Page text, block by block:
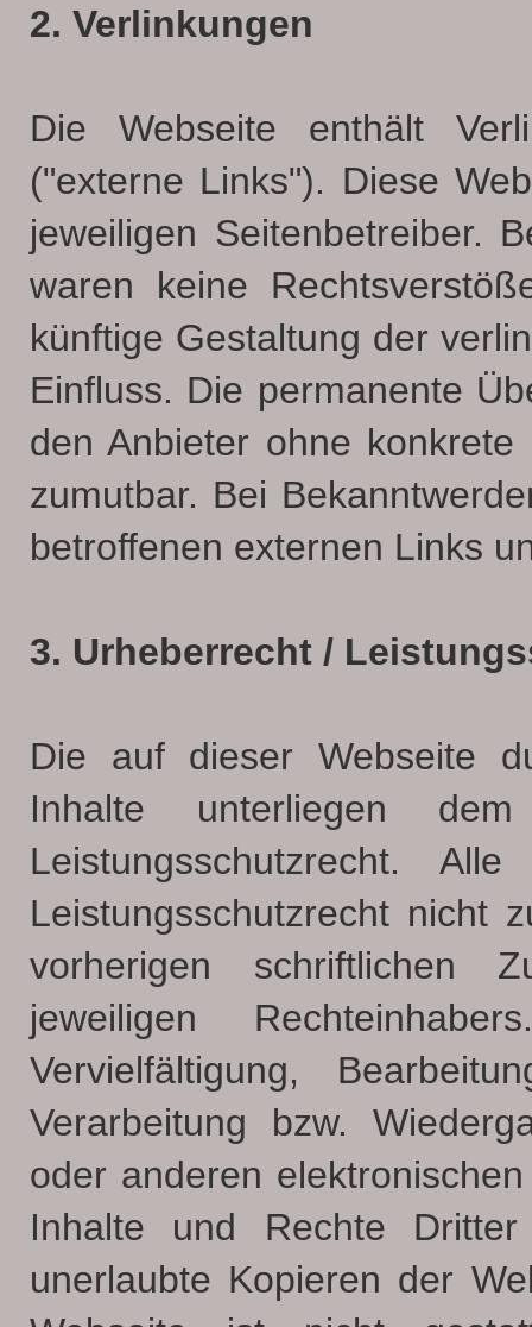
2. Verlinkungen
Die Webseite enthält
("externe Links"). Diese
jeweiligen Seitenbetreiber.
waren keine
künftige Gestaltung der
Einfluss. Die permanente
den Anbieter ohne
zumutbar. Bei
betroffenen externen Links
3. Urheberrecht /
Die auf dieser Webseite
Inhalte unterliegen
Leistungsschutzrecht.
Leistungsschutzrecht nicht
vorherigen schriftlichen
jeweiligen
Vervielfältigung,
Verarbeitung bzw.
oder anderen
Inhalte und Rechte
unerlaubte Kopieren der